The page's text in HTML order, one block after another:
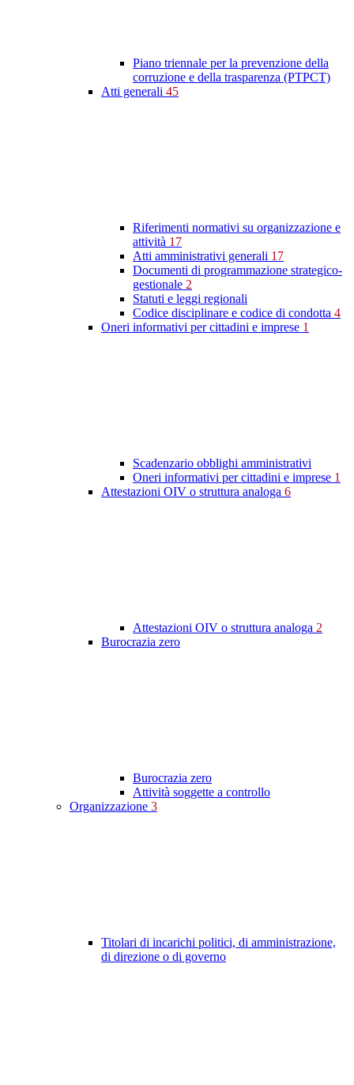
Piano triennale per la prevenzione della
corruzione e della trasparenza (PTPCT)
Atti generali 45
Riferimenti normativi su organizzazione e
attività 17
Atti amministrativi generali 17
Documenti di programmazione strategico-
gestionale 2
Statuti e leggi regionali
Codice disciplinare e codice di condotta 4
Oneri informativi per cittadini e imprese 1
Scadenzario obblighi amministrativi
Oneri informativi per cittadini e imprese 1
Attestazioni OIV o struttura analoga 6
Attestazioni OIV o struttura analoga 2
Burocrazia zero
Burocrazia zero
Attività soggette a controllo
Organizzazione 3
Titolari di incarichi politici, di amministrazione,
di direzione o di governo